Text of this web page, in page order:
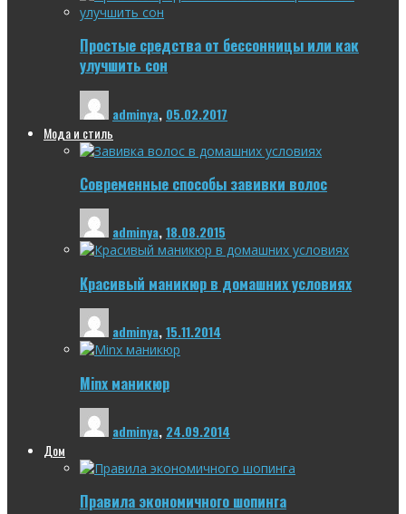
Простые средства от бессонницы или как
улучшить сон
adminya, 05.02.2017
Мода и стиль
Современные способы завивки волос
adminya,18.08.2015
Красивый маникюр в домашних условиях
adminya,15.11.2014
Minx маникюр
adminya, 24.09.2014
Дом
Правила экономичного шопинга